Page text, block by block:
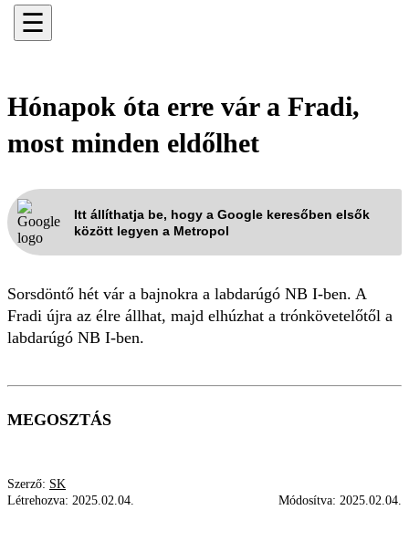
☰
Hónapok óta erre vár a Fradi,
most minden eldőlhet
Itt állíthatja be, hogy a Google keresőben elsők
között legyen a Metropol
Sorsdöntő hét vár a bajnokra a labdarúgó NB I-ben. A
Fradi újra az élre állhat, majd elhúzhat a trónkövetelőtől a
labdarúgó NB I-ben.
MEGOSZTÁS
Szerző: SK
Létrehozva: 2025.02.04. Módosítva: 2025.02.04.